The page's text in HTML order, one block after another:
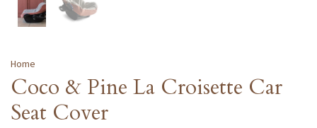
Home
Coco & Pine La Croisette Car
Seat Cover